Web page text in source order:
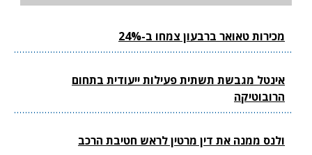
מכירות טאואר ברבעון צמחו ב-24%
אינטל מגבשת תשתית פעילות ייעודית בתחום
הרובוטיקה
ולנס ממנה את דין מרטין לראש חטיבת הרכב